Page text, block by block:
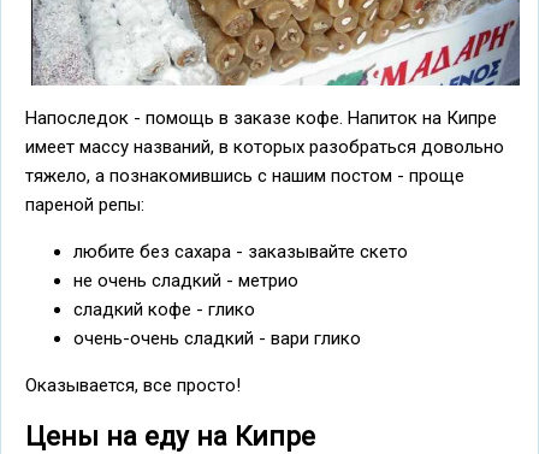
Напоследок - помощь в заказе кофе. Напиток на Кипре
имеет массу названий, в которых разобраться довольно
тяжело, а познакомившись с нашим постом - проще
пареной репы:
любите без сахара - заказывайте скето
не очень сладкий - метрио
сладкий кофе - глико
очень-очень сладкий - вари глико
Оказывается, все просто!
Цены на еду на Кипре